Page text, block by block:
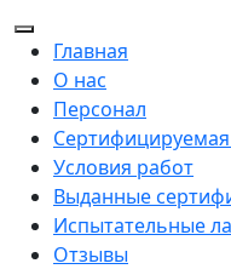
Главная
О нас
Персонал
Условия работ
Выданные
Испытательные
Отзывы